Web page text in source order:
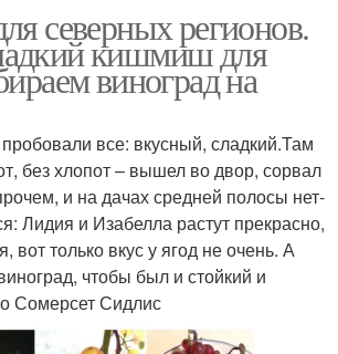
северных регионов.
кишмиш для
виноград на
все: вкусный, сладкий.Там
без хлопот – вышел во двор, сорвал
и на дачах средней полосы нет-
Лидия и Изабелла растут прекрасно,
вот только вкус у ягод не очень. А
чтобы был и стойкий и
Сомерсет Сидлис